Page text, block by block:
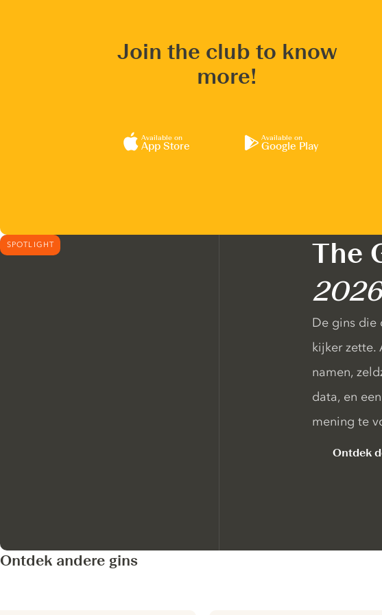
Join the club to know
more!
Available on
App Store
Available on
Google Play
SPOTLIGHT The
2026
De gins die
kijker
namen,
data, en
mening te
Ontdek
Ontdek andere gins